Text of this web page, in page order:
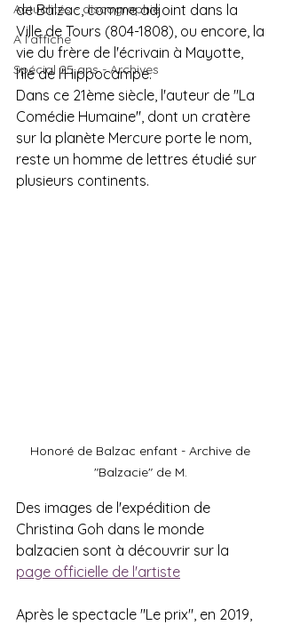
Actualités - discographie
A l'affiche
Spécial 25 ans - Archives
de Balzac, comme adjoint dans la
Ville de Tours (804-1808), ou encore, la
vie du frère de l'écrivain à Mayotte,
l'île de l'Hippocampe.
Dans ce 21ème siècle, l'auteur de "La
Comédie Humaine", dont un cratère
sur la planète Mercure porte le nom,
reste un homme de lettres étudié sur
plusieurs continents.
Honoré de Balzac enfant - Archive de
"Balzacie" de M.
Des images de l'expédition de
Christina Goh dans le monde
balzacien sont à découvrir sur la
page officielle de l'artiste
Après le spectacle "Le prix", en 2019,